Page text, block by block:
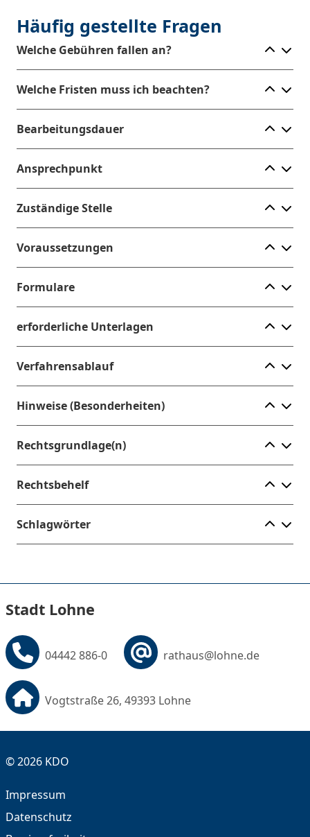
Häufig gestellte Fragen
Welche Gebühren fallen an?
Welche Fristen muss ich beachten?
Bearbeitungsdauer
Ansprechpunkt
Zuständige Stelle
Voraussetzungen
Formulare
erforderliche Unterlagen
Verfahrensablauf
Hinweise (Besonderheiten)
Rechtsgrundlage(n)
Rechtsbehelf
Schlagwörter
Stadt Lohne
04442 886-0 rathaus@lohne.de
Vogtstraße 26, 49393 Lohne
© 2026 KDO
Impressum
Datenschutz